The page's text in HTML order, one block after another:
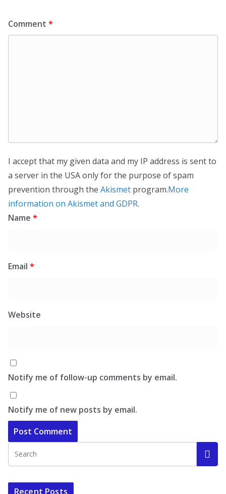
Comment *
I accept that my given data and my IP address is sent to
a server in the USA only for the purpose of spam
prevention through the Akismet program.More
information on Akismet and GDPR.
Name *
Email *
Website
Notify me of follow-up comments by email.
Notify me of new posts by email.
Recent Posts